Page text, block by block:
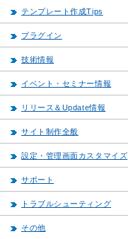
テンプレート作成Tips
プラグイン
技術情報
イベント・セミナー情報
リリース＆Update情報
サイト制作全般
設定・管理画面カスタマイズ
サポート
トラブルシューティング
その他